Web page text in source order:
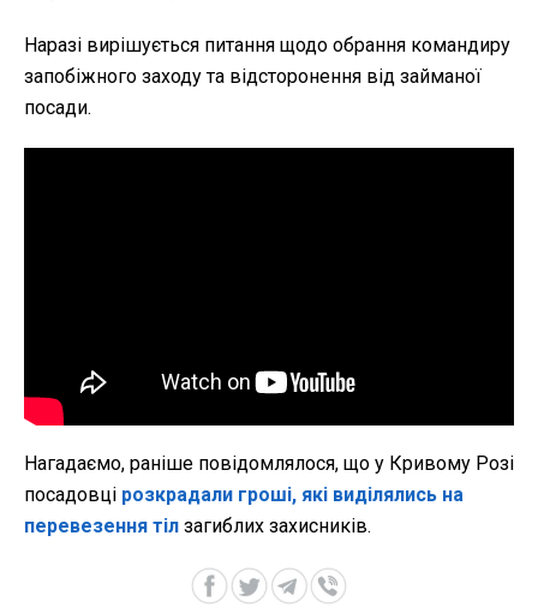
Наразі вирішується питання щодо обрання командиру
запобіжного заходу та відсторонення від займаної
посади.
Нагадаємо, раніше повідомлялося, що у Кривому Розі
посадовці розкрадали гроші, які виділялись на
перевезення тіл загиблих захисників.